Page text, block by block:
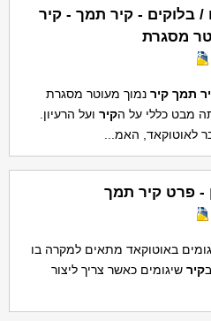
/ בלוקים - קיר תמך - קיר
מסגרת
תמך קיר נמוך מעוטר מסגרת
מבט כללי על הקיר ועל הרעיון.
לאוטוקאד, האמ...
- פרט קיר תמך
באוטוקאד מתאים למקרה בו
קיר שיגומים כאשר צריך ליצור